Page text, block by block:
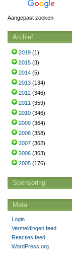
Aangepast zoeken
Archief
2019 (1)
2015 (3)
2014 (5)
2013 (134)
2012 (346)
2011 (359)
2010 (346)
2009 (364)
2008 (358)
2007 (362)
2006 (363)
2005 (176)
Sponsoring
Meta
Login
Vermeldingen feed
Reacties feed
WordPress.org